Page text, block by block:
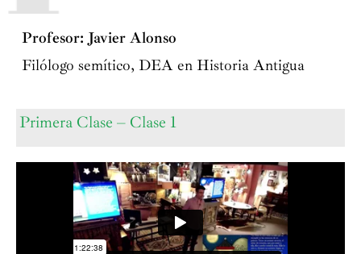
Profesor: Javier Alonso
Filólogo semítico, DEA en Historia Antigua
Primera Clase – Clase 1